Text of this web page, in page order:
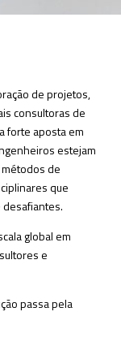
de projetos,
consultoras de
forte aposta em
estejam
de
que
global em
e
passa pela